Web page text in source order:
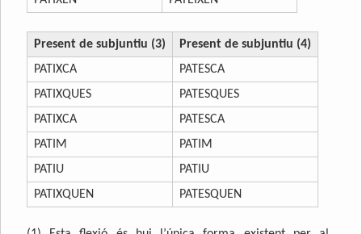
Present de subjuntiu (3)
Present de subjuntiu (4)
PATIXCA
PATESCA
PATIXQUES
PATESQUES
PATIXCA
PATESCA
PATIM
PATIM
PATIU
PATIU
PATIXQUEN
PATESQUEN